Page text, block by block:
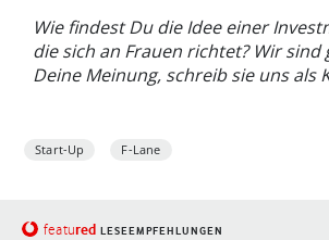
Wie findest Du die Idee einer
die sich an Frauen richtet? Wir sind
Deine Meinung, schreib sie uns als
Start-Up F-Lane
featured LESEEMPFEHLUNGEN